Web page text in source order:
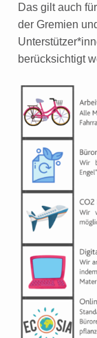
Das gilt auch
der Gremien
berücksichtigt